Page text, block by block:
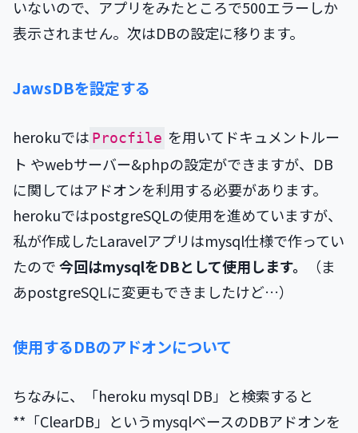
いないので、アプリをみたところで500エラーしか
表示されません。次はDBの設定に移ります。
JawsDBを設定する
herokuでは Procfile を用いてドキュメントルー
ト やwebサーバー&phpの設定ができますが、DB
に関してはアドオンを利用する必要があります。
herokuではpostgreSQLの使用を進めていますが、
私が作成したLaravelアプリはmysql仕様で作ってい
たので今回はmysqlをDBとして使用します。
（ま
あpostgreSQLに変更もできましたけど…）
使用するDBのアドオンについて
ちなみに、「heroku mysql DB」と検索すると
**「ClearDB」というmysqlベースのDBアドオンを